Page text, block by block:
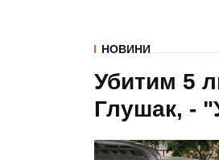
НОВИНИ
Убитим 5
Глушак, -